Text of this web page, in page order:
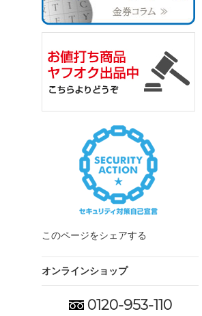
このページをシェアする
オンラインショップ
0120-953-110